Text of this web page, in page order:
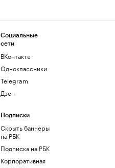
Социальные
сети
ВКонтакте
Одноклассники
Telegram
Дзен
Подписки
Скрыть баннеры
на РБК
Подписка на РБК
Корпоративная